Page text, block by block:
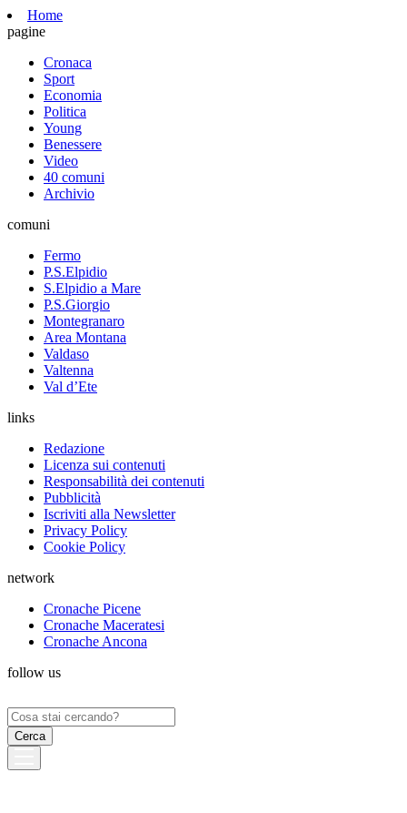
Home
pagine
Cronaca
Sport
Economia
Politica
Young
Benessere
Video
40 comuni
Archivio
comuni
Fermo
P.S.Elpidio
S.Elpidio a Mare
P.S.Giorgio
Montegranaro
Area Montana
Valdaso
Valtenna
Val d’Ete
links
Redazione
Licenza sui contenuti
Responsabilità dei contenuti
Pubblicità
Iscriviti alla Newsletter
Privacy Policy
Cookie Policy
network
Cronache Picene
Cronache Maceratesi
Cronache Ancona
follow us
Ricerca
per: